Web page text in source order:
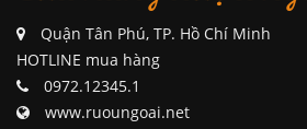
Quận Tân Phú, TP. Hồ Chí Minh
HOTLINE mua hàng
0972.12345.1
www.ruoungoai.net